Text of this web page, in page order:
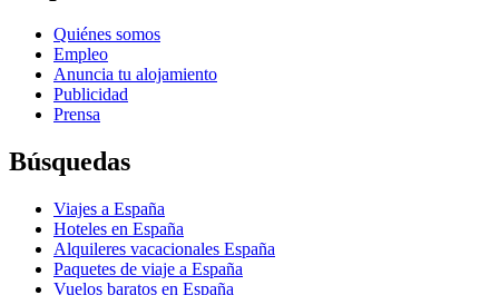
Quiénes somos
Empleo
Anuncia tu alojamiento
Publicidad
Prensa
Búsquedas
Viajes a España
Hoteles en España
Alquileres vacacionales España
Paquetes de viaje a España
Vuelos baratos en España